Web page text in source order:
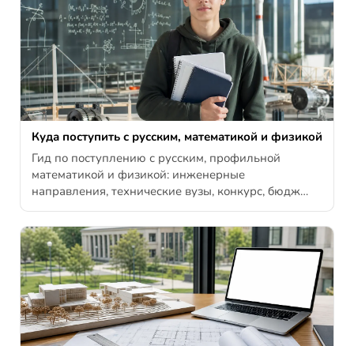
Куда поступить с русским, математикой и физикой
Гид по поступлению с русским, профильной
математикой и физикой: инженерные
направления, технические вузы, конкурс, бюдж…